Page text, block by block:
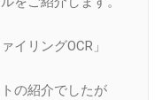
リングOCR」
の紹介でしたが